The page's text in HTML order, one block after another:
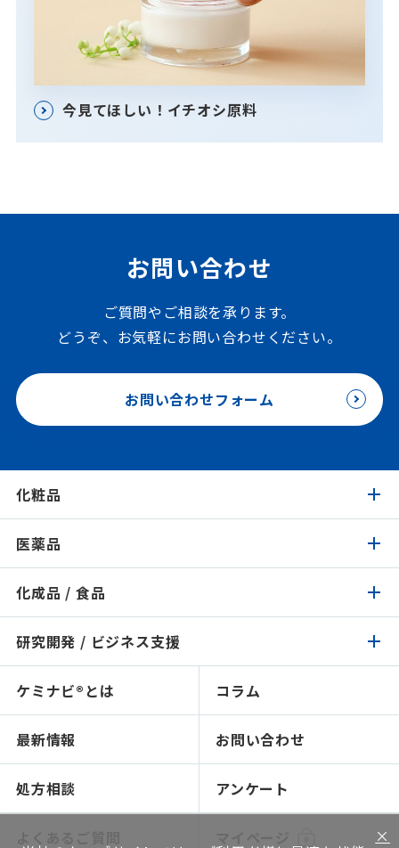
今見てほしい！イチオシ原料
お問い合わせ
ご質問やご相談を承ります。
どうぞ、お気軽にお問い合わせください。
お問い合わせフォーム
化粧品
化粧品トップ
製品検索
イチオシ原料
認証 / サステナビリティ
感触で選ぶ
NIKO-BEAUTY（コンセプト＆処方提案）
医薬品
医薬品トップ
製品検索
イチオシ原料
処方検索
化成品 / 食品
化成品 / 食品トップ
製品検索
ソリューション技術
研究開発 / ビジネス支援
研究開発 / ビジネス支援トップ
人材育成～開放研究室
ショールームのご紹介
ソリューション提案
ケミナビ®とは コラム
最新情報 お問い合わせ
処方相談 アンケート
×